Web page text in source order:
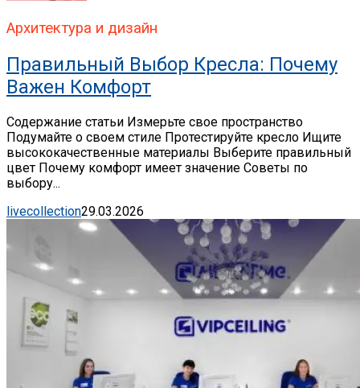
Архитектура и дизайн
Правильный Выбор Кресла: Почему
Важен Комфорт
Содержание статьи Измерьте свое пространство
Подумайте о своем стиле Протестируйте кресло Ищите
высококачественные материалы Выберите правильный
цвет Почему комфорт имеет значение Советы по
выбору...
livecollection29.03.2026